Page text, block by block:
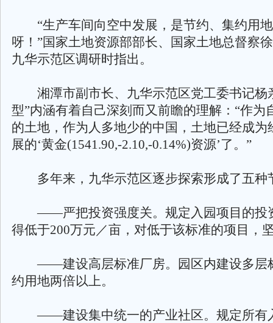
“生产车间向空中发展，是节约、集约用
呀！”国家土地资源部部长、国家土地总督察
九华示范区调研时指出。
湘潭市副市长、九华示范区党工委书记杨
型”内涵有着自己深刻而又前瞻的理解：“作为
的土地，作为人多地少的中国，土地已经成为
展的‘黄金(1541.90,-2.10,-0.14%)资源’了。”
多年来，九华示范区逐步探索形成了五种
——严把投资强度关。规定入园项目的投
得低于200万元／亩，对低于该标准的项目，
——建设高层标准厂房。园区内建设多层
约用地两倍以上。
——建设集中统一的产业社区。规定所有